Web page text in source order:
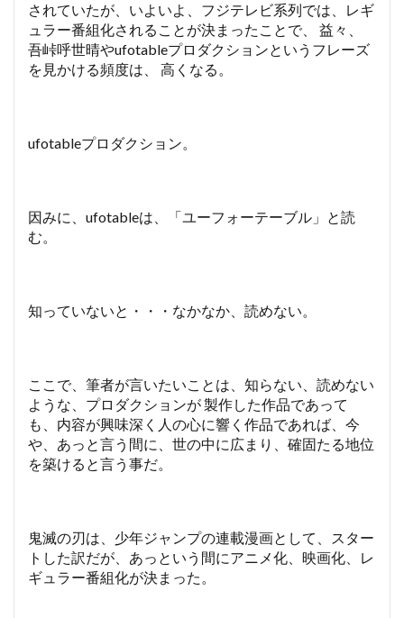
されていたが、いよいよ、フジテレビ系列では、レギ
ュラー番組化されることが決まったことで、 益々、
吾峠呼世晴やufotableプロダクションというフレーズ
を見かける頻度は、 高くなる。
ufotableプロダクション。
因みに、ufotableは、「ユーフォーテーブル」と読
む。
知っていないと・・・なかなか、読めない。
ここで、筆者が言いたいことは、知らない、読めない
ような、プロダクションが 製作した作品であって
も、内容が興味深く人の心に響く作品であれば、今
や、あっと言う間に、世の中に広まり、確固たる地位
を築けると言う事だ。
鬼滅の刃は、少年ジャンプの連載漫画として、スター
トした訳だが、あっという間にアニメ化、映画化、レ
ギュラー番組化が決まった。